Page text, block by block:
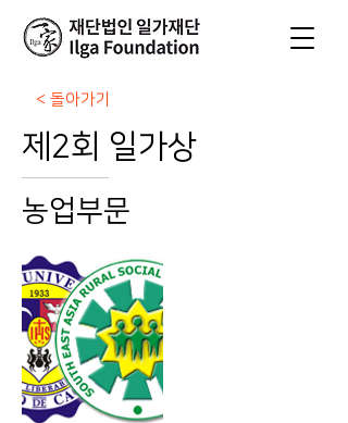
< 돌아가기
제2회 일가상
농업부문